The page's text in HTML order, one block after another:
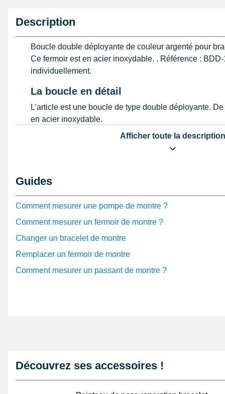
Description
Boucle double déployante de couleur argenté pour
Ce fermoir est en acier inoxydable. . Référence :
individuellement.
La boucle en détail
L'article est une boucle de type double déployante.
en acier inoxydable.
Attention : Cet accessoire de montre se monte
Ce fermoir est pratique pour réparer le bracelet d'une
plastique, la largeur ne peut pas dépasser 16 mm. Les
article au format fermé sont de 19 mm pour la largeur
Quand il est ouvert les mesures de l'article disposent
inoxydable. Cet un article se fixe aisément au bracelet
montresde 16 mm .
CARACTÉRISTIQUES DU FERMOIR
Référence : BDD-16mm-01
Afficher toute la description
Guides
Comment mesurer une pompe de montre ?
Comment mesurer un fermoir de montre ?
Changer un bracelet de montre
Remplacer un fermoir de montre
Comment mesurer un passant de montre ?
Découvrez ses accessoires !